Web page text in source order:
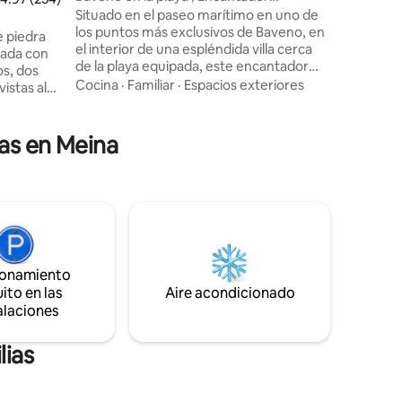
piedra
con
al
el
apartamento con jardín
Situado en el paseo marítimo en uno de
los puntos más exclusivos de Baveno, en
el interior de una espléndida villa cerca
de la playa equipada, este encantador
apartamento dispone de todas las
mobiliario elegante y amplios espacios,
como un hermoso jardín, una sala de
Cocina · Familiar · Espacios exteriores
en Meina
en las
Aire acondicionado